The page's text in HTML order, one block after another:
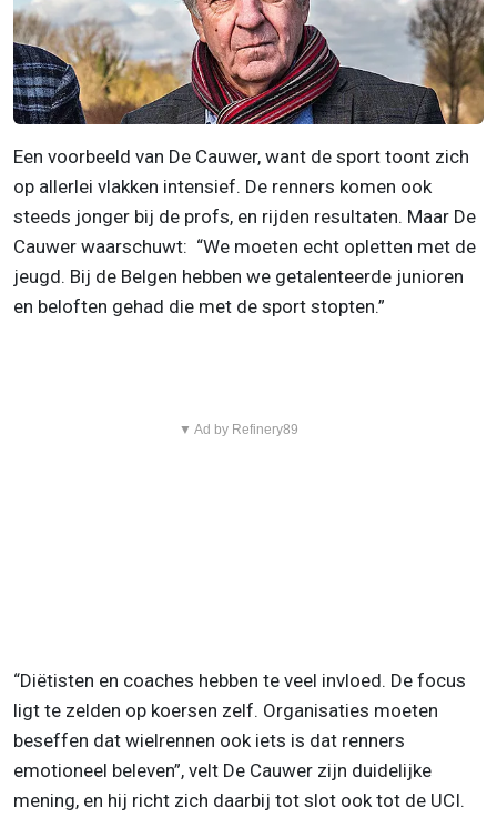
Een voorbeeld van De Cauwer, want de sport toont zich
op allerlei vlakken intensief. De renners komen ook
steeds jonger bij de profs, en rijden resultaten. Maar De
Cauwer waarschuwt: “We moeten echt opletten met de
jeugd. Bij de Belgen hebben we getalenteerde junioren
en beloften gehad die met de sport stopten.”
▼ Ad by Refinery89
“Diëtisten en coaches hebben te veel invloed. De focus
ligt te zelden op koersen zelf. Organisaties moeten
beseffen dat wielrennen ook iets is dat renners
emotioneel beleven”, velt De Cauwer zijn duidelijke
mening, en hij richt zich daarbij tot slot ook tot de UCI.